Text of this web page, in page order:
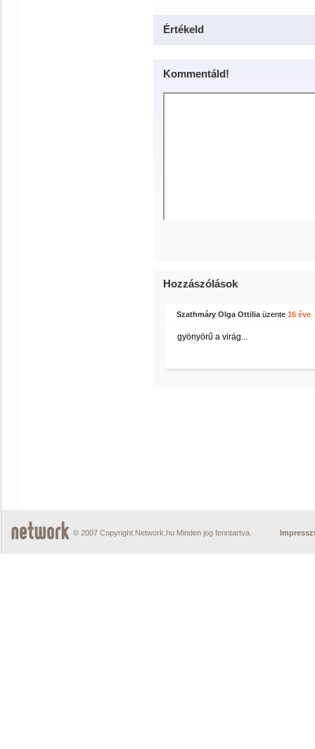
Értékeld
Kommentáld!
Hozzászólások
Szathmáry Olga Ottilia üzente 16 éve
gyönyörű a virág...
© 2007 Copyright Network.hu Minden jog fenntartva.